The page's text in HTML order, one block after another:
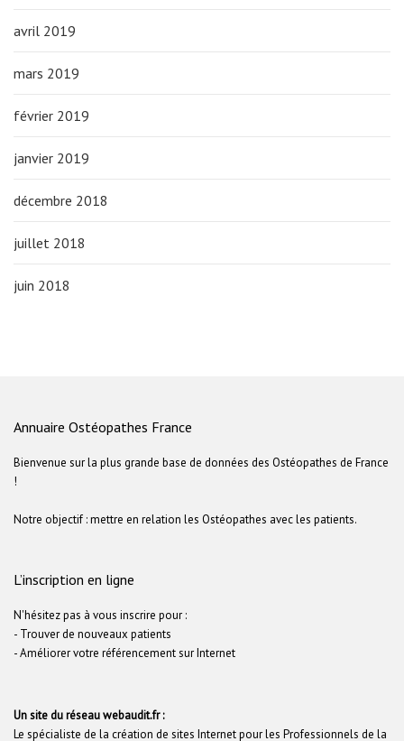
avril 2019
mars 2019
février 2019
janvier 2019
décembre 2018
juillet 2018
juin 2018
Annuaire Ostéopathes France
Bienvenue sur la plus grande base de données des Ostéopathes de France
!
Notre objectif : mettre en relation les Ostéopathes avec les patients.
L’inscription en ligne
N'hésitez pas à vous inscrire pour :
- Trouver de nouveaux patients
- Améliorer votre référencement sur Internet
Un site du réseau webaudit.fr :
Le spécialiste de la création de sites Internet pour les Professionnels de la